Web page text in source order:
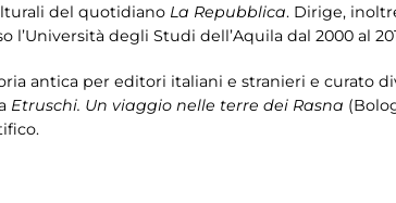
del quotidiano La Repubblica. Dirige,
l’Università degli Studi dell’Aquila dal 2000 al
antica per editori italiani e stranieri e curato
Etruschi. Un viaggio nelle terre dei Rasna